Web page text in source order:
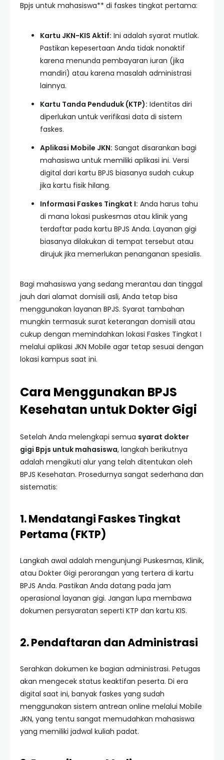
Bpjs untuk mahasiswa** di faskes tingkat pertama:
Kartu JKN-KIS Aktif: Ini adalah syarat mutlak.
Pastikan kepesertaan Anda tidak nonaktif
karena menunda pembayaran iuran (jika
mandiri) atau karena masalah administrasi
lainnya.
Kartu Tanda Penduduk (KTP): Identitas diri
diperlukan untuk verifikasi data di sistem
faskes.
Aplikasi Mobile JKN: Sangat disarankan bagi
mahasiswa untuk memiliki aplikasi ini. Versi
digital dari kartu BPJS biasanya sudah cukup
jika kartu fisik hilang.
Informasi Faskes Tingkat I: Anda harus tahu
di mana lokasi puskesmas atau klinik yang
terdaftar pada kartu BPJS Anda. Layanan gigi
biasanya dilakukan di tempat tersebut atau
dirujuk jika memerlukan penanganan spesialis.
Bagi mahasiswa yang sedang merantau dan tinggal
jauh dari alamat domisili asli, Anda tetap bisa
menggunakan layanan BPJS. Syarat tambahan
mungkin termasuk surat keterangan domisili atau
cukup dengan memindahkan lokasi Faskes Tingkat I
melalui aplikasi JKN Mobile agar tetap sesuai dengan
lokasi kampus saat ini.
Cara Menggunakan BPJS
Kesehatan untuk Dokter Gigi
Setelah Anda melengkapi semua syarat dokter
gigi Bpjs untuk mahasiswa, langkah berikutnya
adalah mengikuti alur yang telah ditentukan oleh
BPJS Kesehatan. Prosedurnya sangat sederhana dan
sistematis:
1. Mendatangi Faskes Tingkat
Pertama (FKTP)
Langkah awal adalah mengunjungi Puskesmas, Klinik,
atau Dokter Gigi perorangan yang tertera di kartu
BPJS Anda. Pastikan Anda datang pada jam
operasional layanan gigi. Jangan lupa membawa
dokumen persyaratan seperti KTP dan kartu KIS.
2. Pendaftaran dan Administrasi
Serahkan dokumen ke bagian administrasi. Petugas
akan mengecek status keaktifan peserta. Di era
digital saat ini, banyak faskes yang sudah
menggunakan sistem antrean online melalui Mobile
JKN, yang tentu sangat memudahkan mahasiswa
yang memiliki jadwal kuliah padat.